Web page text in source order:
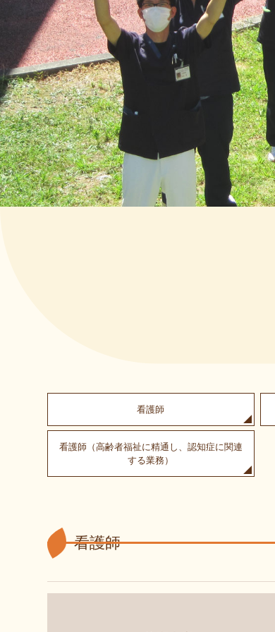
看護師
看護師（高齢者福祉に精通し、認知症に関連
する業務）
看護師